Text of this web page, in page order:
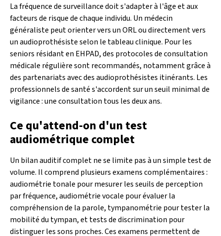
La fréquence de surveillance doit s'adapter à l'âge et aux
facteurs de risque de chaque individu. Un médecin
généraliste peut orienter vers un ORL ou directement vers
un audioprothésiste selon le tableau clinique. Pour les
seniors résidant en EHPAD, des protocoles de consultation
médicale régulière sont recommandés, notamment grâce à
des partenariats avec des audioprothésistes itinérants. Les
professionnels de santé s'accordent sur un seuil minimal de
vigilance : une consultation tous les deux ans.
Ce qu'attend-on d'un test
audiométrique complet
Un bilan auditif complet ne se limite pas à un simple test de
volume. Il comprend plusieurs examens complémentaires :
audiométrie tonale pour mesurer les seuils de perception
par fréquence, audiométrie vocale pour évaluer la
compréhension de la parole, tympanométrie pour tester la
mobilité du tympan, et tests de discrimination pour
distinguer les sons proches. Ces examens permettent de